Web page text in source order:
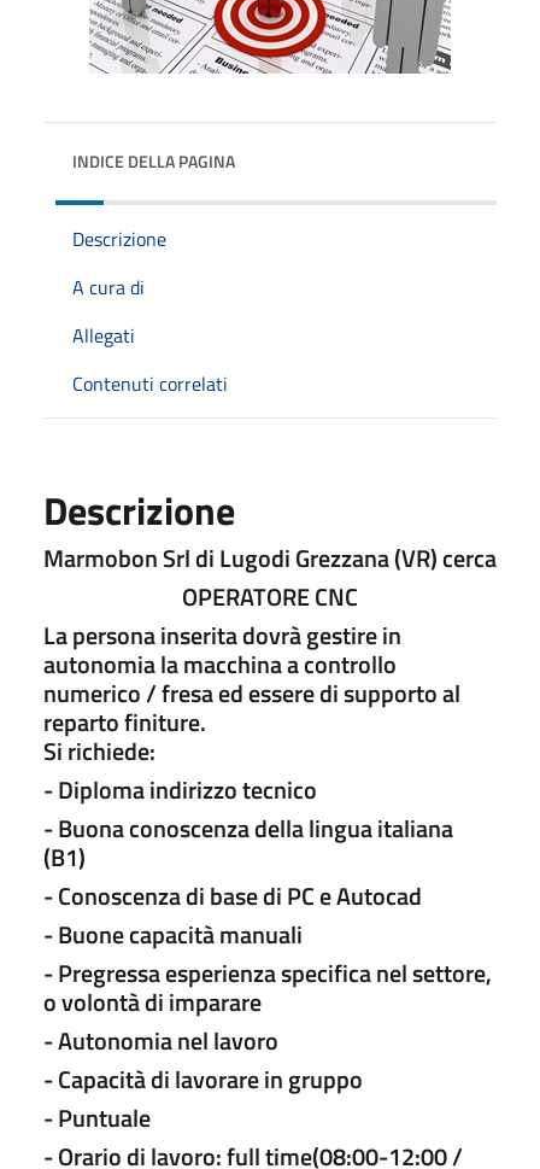
INDICE DELLA PAGINA
Descrizione
A cura di
Allegati
Contenuti correlati
Descrizione
Marmobon Srl di Lugodi Grezzana (VR) cerca
OPERATORE CNC
La persona inserita dovrà gestire in
autonomia la macchina a controllo
numerico / fresa ed essere di supporto al
reparto finiture.
Si richiede:
- Diploma indirizzo tecnico
- Buona conoscenza della lingua italiana
(B1)
- Conoscenza di base di PC e Autocad
- Buone capacità manuali
- Pregressa esperienza specifica nel settore,
o volontà di imparare
- Autonomia nel lavoro
- Capacità di lavorare in gruppo
- Puntuale
- Orario di lavoro: full time(08:00-12:00 /